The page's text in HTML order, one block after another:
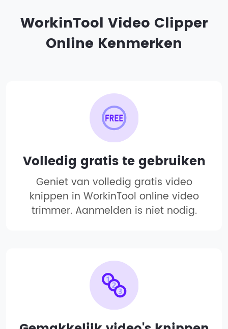
WorkinTool Video Clipper
Online Kenmerken
Volledig gratis te gebruiken
Geniet van volledig gratis video
knippen in WorkinTool online video
trimmer. Aanmelden is niet nodig.